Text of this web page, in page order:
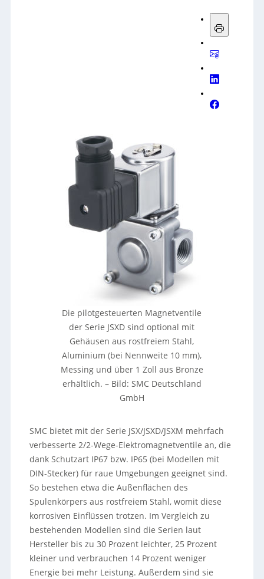
Die pilotgesteuerten Magnetventile
der Serie JSXD sind optional mit
Gehäusen aus rostfreiem Stahl,
Aluminium (bei Nennweite 10 mm),
Messing und über 1 Zoll aus Bronze
erhältlich. – Bild: SMC Deutschland
GmbH
SMC bietet mit der Serie JSX/JSXD/JSXM mehrfach
verbesserte 2/2-Wege-Elektromagnetventile an, die
dank Schutzart IP67 bzw. IP65 (bei Modellen mit
DIN-Stecker) für raue Umgebungen geeignet sind.
So bestehen etwa die Außenflächen des
Spulenkörpers aus rostfreiem Stahl, womit diese
korrosiven Einflüssen trotzen. Im Vergleich zu
bestehenden Modellen sind die Serien laut
Hersteller bis zu 30 Prozent leichter, 25 Prozent
kleiner und verbrauchen 14 Prozent weniger
Energie bei mehr Leistung. Außerdem sind sie